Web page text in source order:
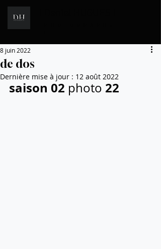
de dos
8 juin 2022
Dernière mise à jour : 12 août 2022
saison 02 photo 22